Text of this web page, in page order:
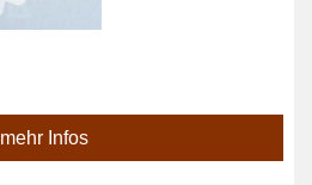
mehr Infos